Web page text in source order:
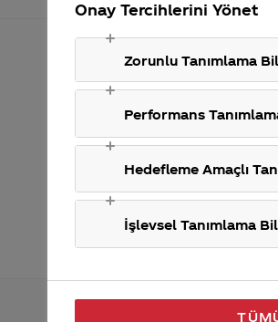
Onay Tercihlerini Yönet
Zorunlu Tanımlama
Performans
Hedefleme Amaçlı
İşlevsel Tanımlama